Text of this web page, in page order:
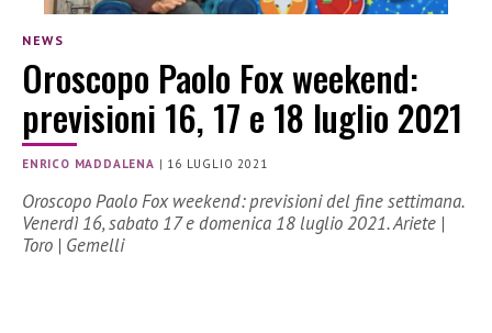
NEWS
Oroscopo Paolo Fox weekend:
previsioni 16, 17 e 18 luglio 2021
ENRICO MADDALENA | 16 LUGLIO 2021
Oroscopo Paolo Fox weekend: previsioni del fine settimana.
Venerdì 16, sabato 17 e domenica 18 luglio 2021. Ariete |
Toro | Gemelli